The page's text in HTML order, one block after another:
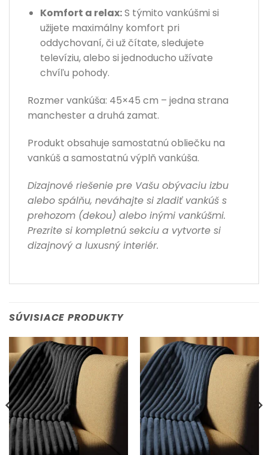
Komfort a relax:S týmito vankúšmi si
užijete maximálny komfort pri
oddychovaní, či už čítate, sledujete
televíziu, alebo si jednoducho užívate
chvíľu pohody.
Rozmer vankúša: 45×45 cm – jedna strana
manchester a druhá zamat.
Produkt obsahuje samostatnú obliečku na
vankúš a samostatnú výplň vankúša.
Dizajnové riešenie pre Vašu obývaciu izbu
alebo spálňu, neváhajte si zladiť vankúš s
prehozom (dekou) alebo inými vankúšmi.
Prezrite si kompletnú sekciu a vytvorte si
dizajnový a luxusný interiér.
SÚVISIACE PRODUKTY